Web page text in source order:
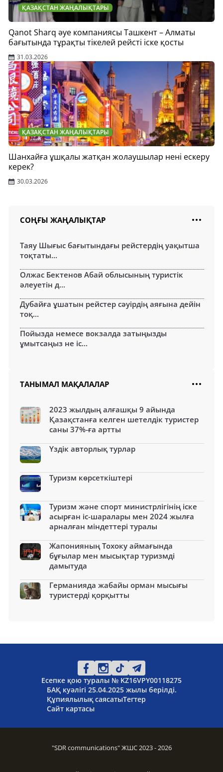
ҚАЗАҚСТАН ЖАҢАЛЫҚТАРЫ
Qanot Sharq әуе компаниясы Ташкент – Алматы
бағытында тұрақты тікелей рейсті іске қосты
31.03.2026
ҚАЗАҚСТАН ЖАҢАЛЫҚТАРЫ
Шанхайға ұшқалы жатқан жолаушылар нені ескеру
керек?
30.03.2026
СОҢҒЫ ЖАҢАЛЫҚТАР
Таяу Шығыс бағытындағы рейстердің уақытша
тоқтаты...
Олжас Бектенов Абай облысының туристік
әлеуетін д...
Дубайға ұшатын рейстер сәуірдің аяғына дейін
тоқ...
Пойызда немесе вокзалда затыңызды
ұмытсаңыз не іс...
ТАНЫМАЛ МАҚАЛАЛАР
2023 жылдың алғашқы 9 айында
Қазақстанға келген шетелдік туристер
саны 37%-ға артты
Үздік авторлық турлар
Туризм көрсеткіштері
Туризм және спорт министрлігінің іске
асырған іс-шаралары мен 2024 жылға
арналған міндеттері туралы
Жапонияның Тохоку аймағында
бұғылар мен мысықтар туризмді
дамытуда
Германияда жабайы орман мысығы
туристерді қорқытты
Есепке қою туралы № KZ16VPY00118275
БАҚ куәлігі 25.04.2025 жылы берілді.
Құпиялылық саясатыТегтер
Сайт картасы
"SDR communications" ЖШС 2023 - 2026